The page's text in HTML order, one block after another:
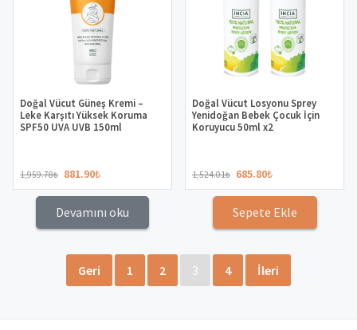
Doğal Vücut Güneş Kremi –
Leke Karşıtı Yüksek Koruma
SPF50 UVA UVB 150ml
1,959.78₺ 881.90₺
Devamını oku
Doğal Vücut Losyonu Sprey
Yenidoğan Bebek Çocuk İçin
Koruyucu 50ml x2
1,524.01₺ 685.80₺
Sepete Ekle
Geri 1 2 3 4 İleri